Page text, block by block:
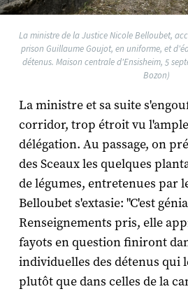
La ministre de la Justice Nicole Belloubet,
prison Guillaume Goujot, en uniforme, et
détenus. Maison centrale d'Ensisheim, 5
Bozon)
La ministre et sa suite
corridor, trop étroit vu
délégation. Au passage, on
des Sceaux les quelques
de légumes, entretenues par
Belloubet s'extasie: "C'est
Renseignements pris, elle
fayots en question finiront
individuelles des détenus qui
plutôt que dans celles de la